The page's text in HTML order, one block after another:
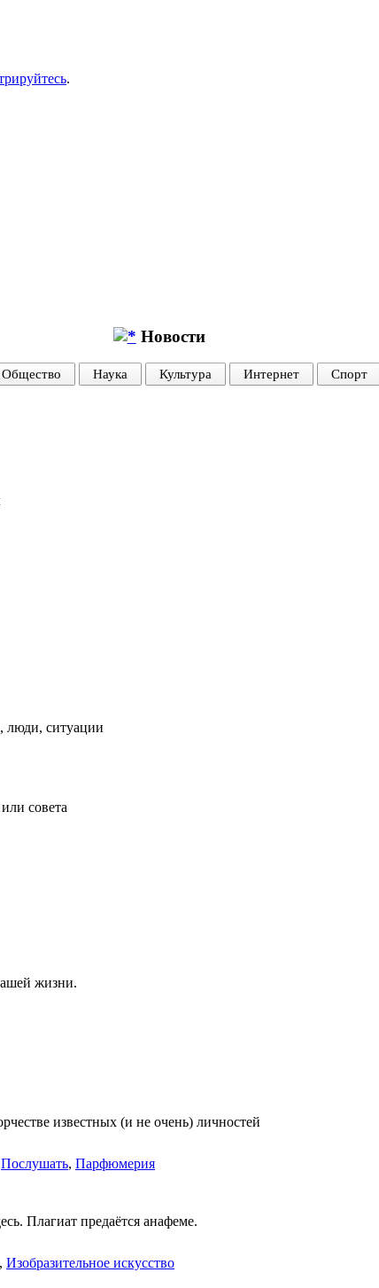
.
Новости
Общество Наука Культура Интернет Спорт
люди, ситуации
совета
жизни.
известных (и не очень) личностей
Послушать, Парфюмерия
Плагиат предаётся анафеме.
, Изобразительное искусство